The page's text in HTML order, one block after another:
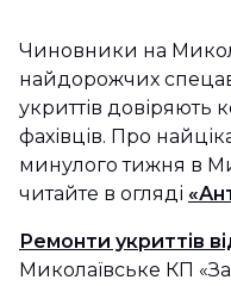
Чиновники на
найдорожчих
укриттів довіряють
фахівців. Про
минулого тижня в
читайте в огляді
Ремонти укриттів
Миколаївське КП